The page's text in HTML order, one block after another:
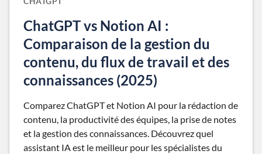
ChatGPT vs Notion AI :
Comparaison de la gestion du
contenu, du flux de travail et des
connaissances (2025)
Comparez ChatGPT et Notion AI pour la rédaction de
contenu, la productivité des équipes, la prise de notes
et la gestion des connaissances. Découvrez quel
assistant IA est le meilleur pour les spécialistes du